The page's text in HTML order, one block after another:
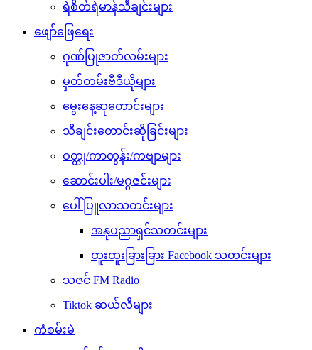
ရဲစိတ်ရဲမာန်သီချင်းများ
ဖျော်ဖြေရေး
ဂုဏ်ပြုဇာတ်လမ်းများ
မှတ်တမ်းဗီဒီယိုများ
မွေးနေ့ဆုတောင်းများ
သီချင်းတောင်းဆိုခြင်းများ
ဝတ္ထု/ကာတွန်း/ကဗျာများ
ဆောင်းပါး/မဂ္ဂဇင်းများ
ပေါ်ပြူလာသတင်းများ
အနုပညာရှင်သတင်းများ
ထူးထူးခြားခြား Facebook သတင်းများ
သဇင် FM Radio
Tiktok ဆယ်လီများ
ကံစမ်းမဲ